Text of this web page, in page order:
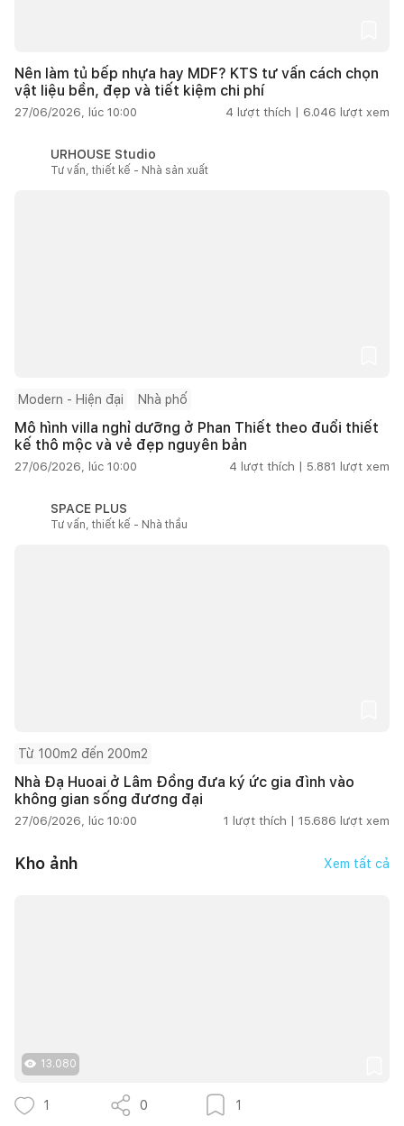
Nên làm tủ bếp nhựa hay MDF? KTS tư vấn cách chọn
vật liệu bền, đẹp và tiết kiệm chi phí
27/06/2026, lúc 10:00 4 lượt thích | 6.046 lượt xem
URHOUSE Studio
Tư vấn, thiết kế - Nhà sản xuất
Modern - Hiện đại Nhà phố
Mô hình villa nghỉ dưỡng ở Phan Thiết theo đuổi thiết
kế thô mộc và vẻ đẹp nguyên bản
27/06/2026, lúc 10:00 4 lượt thích | 5.881 lượt xem
SPACE PLUS
Tư vấn, thiết kế - Nhà thầu
Từ 100m2 đến 200m2
Nhà Đạ Huoai ở Lâm Đồng đưa ký ức gia đình vào
không gian sống đương đại
27/06/2026, lúc 10:00 1 lượt thích | 15.686 lượt xem
Kho ảnh Xem tất cả
13.080
1 0 1